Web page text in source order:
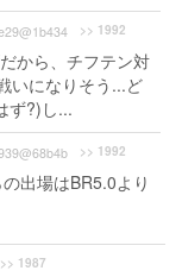
>> 1992
から、チフテン対
いになりそう...ど
ず?)し...
>> 1992
出場はBR5.0より
>> 1987